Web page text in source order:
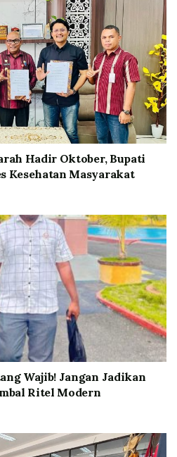
Hadir Oktober, Bupati
Kesehatan Masyarakat
Wajib! Jangan Jadikan
Ritel Modern